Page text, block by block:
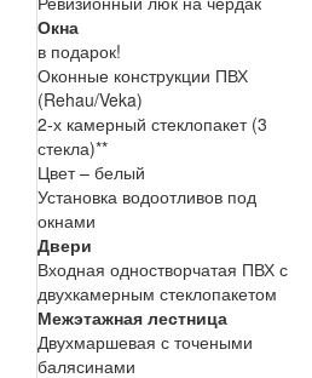
Окна
в подарок!
Оконные конструкции ПВХ
(Rehau/Veka)
2-х камерный стеклопакет (3
стекла)**
Цвет – белый
Установка водоотливов под
окнами
Двери
Входная одностворчатая ПВХ с
двухкамерным стеклопакетом
Межэтажная лестница
Двухмаршевая с точеными
балясинами